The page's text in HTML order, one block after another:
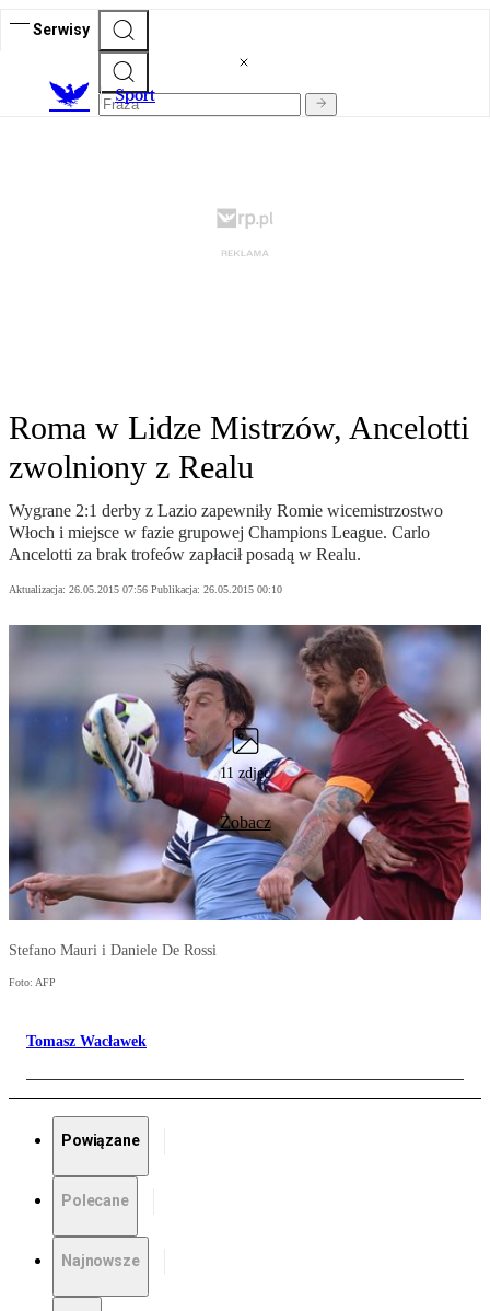
Serwisy
Sport
Roma w Lidze Mistrzów, Ancelotti
zwolniony z Realu
Wygrane 2:1 derby z Lazio zapewniły Romie wicemistrzostwo
Włoch i miejsce w fazie grupowej Champions League. Carlo
Ancelotti za brak trofeów zapłacił posadą w Realu.
Aktualizacja: 26.05.2015 07:56 Publikacja: 26.05.2015 00:10
11 zdjęć
Zobacz
Stefano Mauri i Daniele De Rossi
Foto: AFP
Tomasz Wacławek
Powiązane
Polecane
Najnowsze